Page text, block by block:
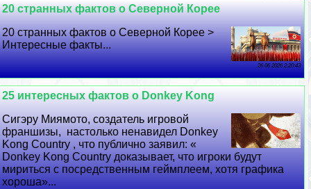
20 странных фактов о Северной Корее
20 странных фактов о Северной Корее >
Интересные факты...
26 06 2026 2:20:43
25 интересных фактов о Donkey Kong
Сигэру Миямото, создатель игровой
франшизы, настолько ненавидел Donkey
Kong Country , что публично заявил: «
Donkey Kong Country доказывает, что игроки будут
мириться с посредственным гeймплеем, хотя графика
хороша»...